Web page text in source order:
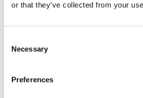
or that they’ve collected from your
Selection
Necessary
Preferences